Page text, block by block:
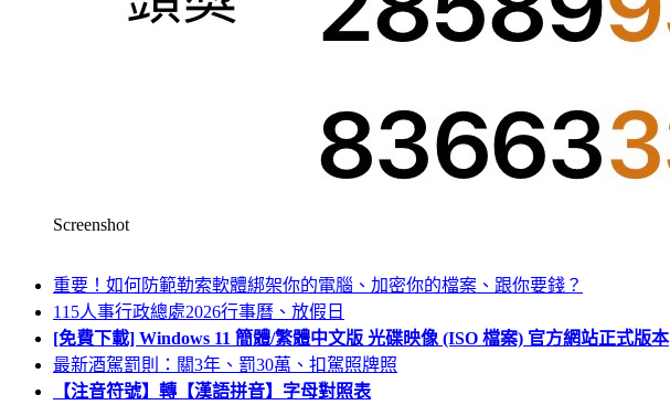
Screenshot
重要！如何防範勒索軟體綁架你的電腦、加密你的檔案、跟你要錢？
115人事行政總處2026行事曆、放假日
[免費下載] Windows 11 簡體/繁體中文版 光碟映像 (ISO 檔案) 官方網站正式版本
最新酒駕罰則：關3年、罰30萬、扣駕照牌照
【注音符號】轉【漢語拼音】字母對照表